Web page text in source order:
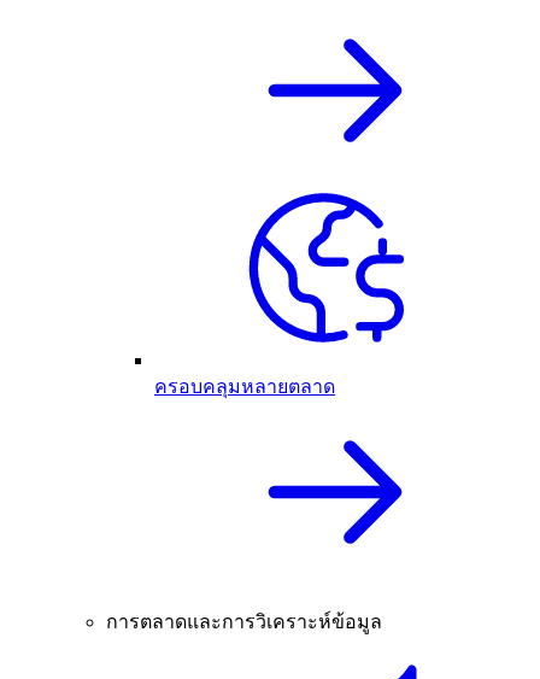
ครอบคลุมหลายตลาด
การตลาดและการวิเคราะห์ข้อมูล